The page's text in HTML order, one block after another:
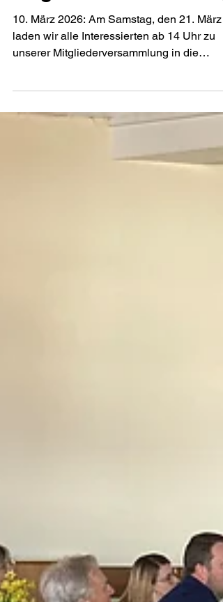
Mitgliederversammlung
10. März 2026: Am Samstag, den 21. März
Koch-Straße ein. Als Gast der Versammlung
wird Pater Mani Rayappan über seine
und seine indische Heimat berichten. Im
vergangenen Jahr haben wir gleich zwei